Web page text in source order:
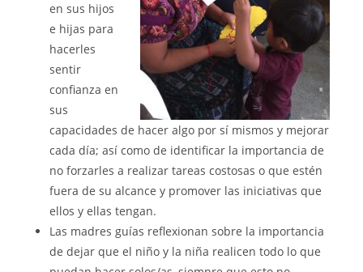
en sus hijos
e hijas para
hacerles
sentir
confianza en
sus
capacidades de hacer algo por sí mismos y mejorar
cada día; así como de identificar la importancia de
no forzarles a realizar tareas costosas o que estén
fuera de su alcance y promover las iniciativas que
ellos y ellas tengan.
Las madres guías reflexionan sobre la importancia
de dejar que el niño y la niña realicen todo lo que